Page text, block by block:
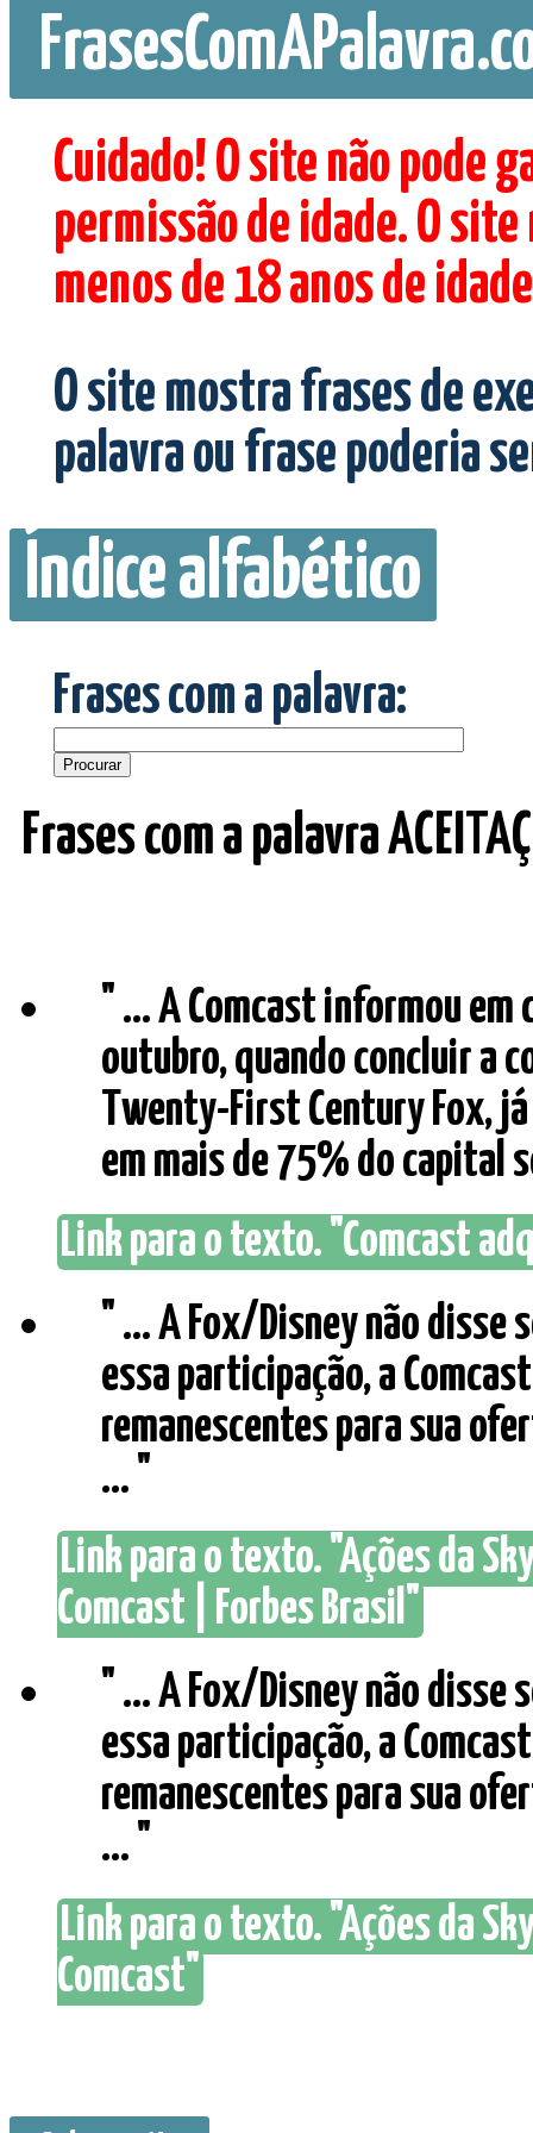
Cuidado! O site não pode
permissão de idade. O
menos de 18 anos de
O site mostra frases de
palavra ou frase poderia
Índice alfabético
Frases com a palavra:
Frases com a palavra
" ... A Comcast informou
outubro, quando concluir a
Twenty-First Century Fox,
em mais de 75% do capital
Link para o texto. "Comcast
" ... A Fox/Disney não disse
essa participação, a
remanescentes para sua
... "
Link para o texto. "Ações da
Comcast | Forbes Brasil"
" ... A Fox/Disney não disse
essa participação, a
remanescentes para sua
... "
Link para o texto. "Ações da
Comcast"